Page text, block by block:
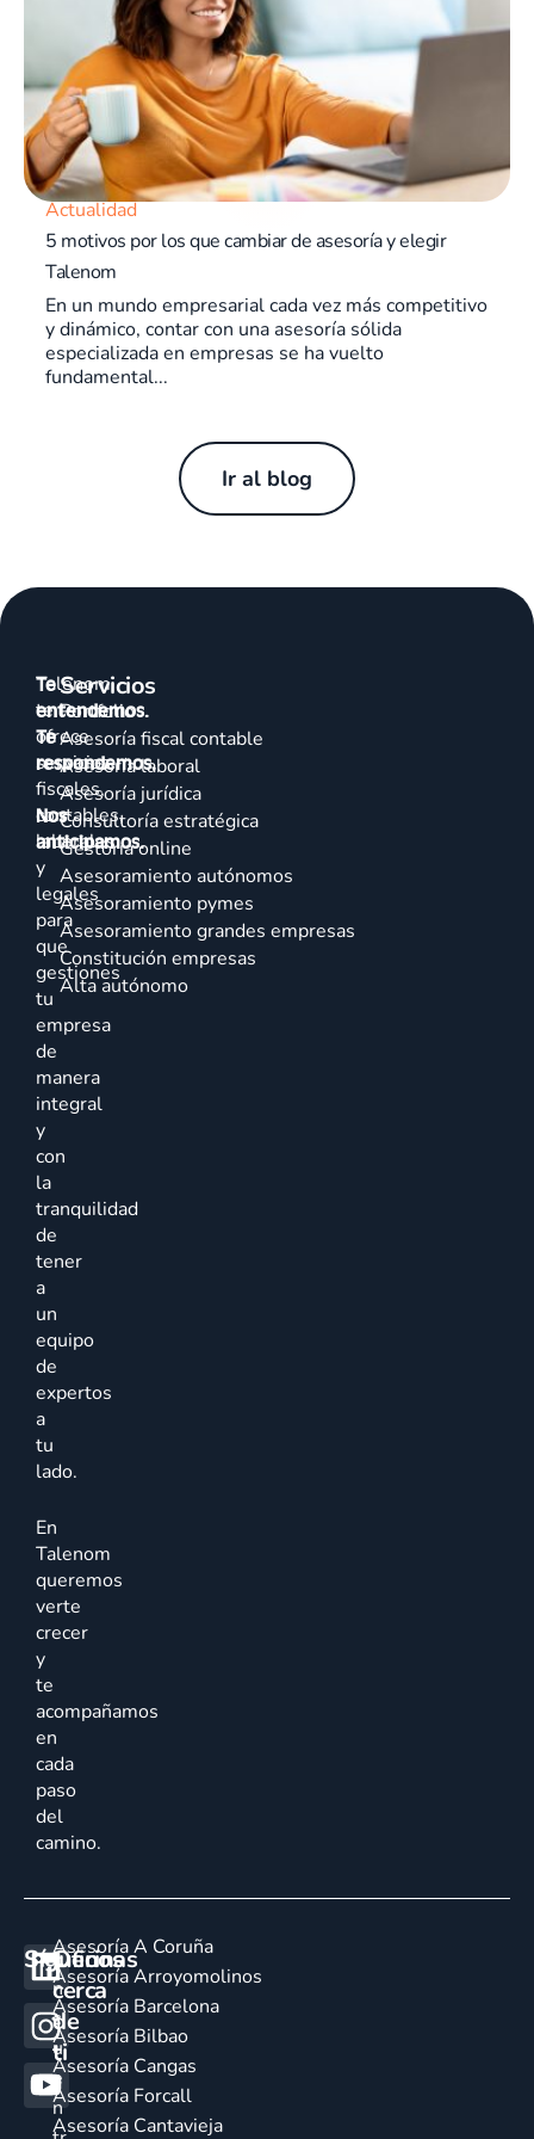
Actualidad
5 motivos por los que cambiar de asesoría y elegir
Talenom
En un mundo empresarial cada vez más competitivo
y dinámico, contar con una asesoría sólida
especializada en empresas se ha vuelto
fundamental...
Ir al blog
Talenom
te
ofrece
servicios
fiscales,
contables,
laborales
y
legales
para
que
gestiones
tu
empresa
de
manera
integral
y
con
la
tranquilidad
de
tener
a
un
equipo
de
expertos
a
tu
lado.
En
Talenom
queremos
verte
crecer
y
te
acompañamos
en
cada
paso
del
camino.
Te
entendemos.
Te
respondemos.
Nos
anticipamos.
Servicios
Portfolio
Asesoría fiscal contable
Asesoría laboral
Asesoría jurídica
Consultoría estratégica
Gestoría online
Asesoramiento autónomos
Asesoramiento pymes
Asesoramiento grandes empresas
Constitución empresas
Alta autónomo
Síguenos
Oficinas
cerca
de
ti
E
n
c
u
e
n
Asesoría A Coruña
Asesoría Arroyomolinos
Asesoría Barcelona
Asesoría Bilbao
Asesoría Cangas
Asesoría Forcall
Asesoría Cantavieja